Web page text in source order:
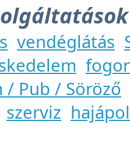
vendéglátás
/ Pub / Söröző
szerviz